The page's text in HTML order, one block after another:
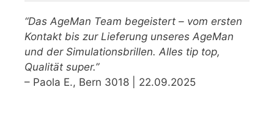
“Das AgeMan Team begeistert – vom ersten
Kontakt bis zur Lieferung unseres AgeMan
und der Simulationsbrillen. Alles tip top,
Qualität super.”
– Paola E., Bern 3018 | 22.09.2025